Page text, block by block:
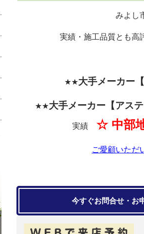
みよし
実績・施工品質とも
★★大手メーカー
★★大手メーカー【アス
実績 ☆ 中部
ご愛顧いただ
今すぐお問合せ・お